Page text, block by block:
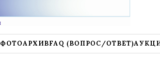
ФОТОАРХИВFAQ (ВОПРОС/ОТВЕТ)